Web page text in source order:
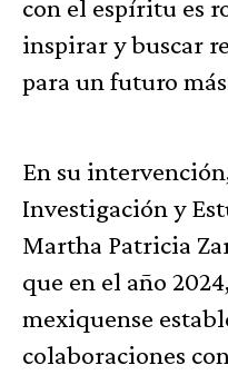
con el espíritu es
inspirar y buscar
para un futuro
En su
Investigación y
Martha Patricia
que en el año
mexiquense
colaboraciones